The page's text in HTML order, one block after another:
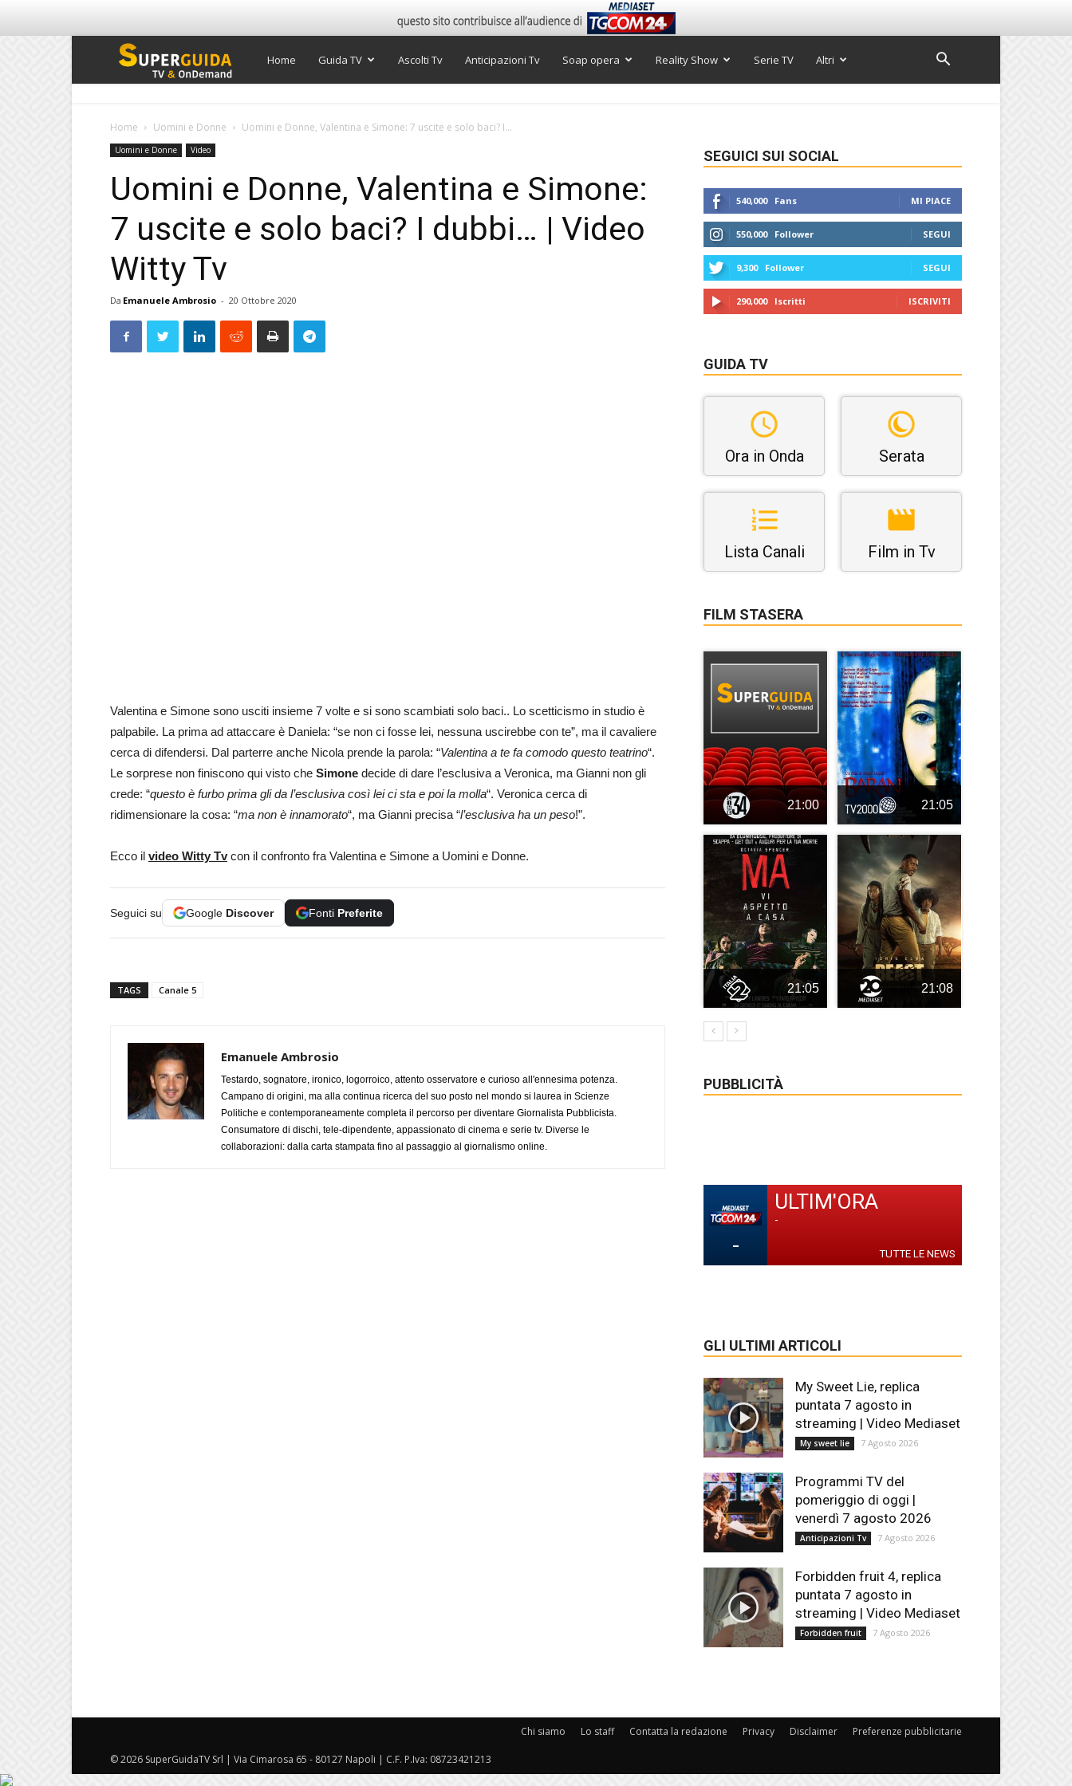
Super
Home Guida TV Ascolti Tv Anticipazioni Tv Soap opera Reality Show Serie TV Altri
Home Uomini e Donne Uomini e Donne, Valentina e Simone: 7 uscite e solo baci? I...
Uomini e Donne Video
Uomini e Donne, Valentina e Simone:
7 uscite e solo baci? I dubbi… | Video
Witty Tv
Da Emanuele Ambrosio - 20 Ottobre 2020
Valentina e Simone sono usciti insieme 7 volte e si sono scambiati solo baci.. Lo scetticismo in studio è
palpabile. La prima ad attaccare è Daniela: “se non ci fosse lei, nessuna uscirebbe con te”, ma il cavaliere
cerca di difendersi. Dal parterre anche Nicola prende la parola: “Valentina a te fa comodo questo teatrino“.
Le sorprese non finiscono qui visto che Simone decide di dare l’esclusiva a Veronica, ma Gianni non gli
crede: “questo è furbo prima gli da l’esclusiva così lei ci sta e poi la molla“. Veronica cerca di
ridimensionare la cosa: “ma non è innamorato“, ma Gianni precisa “l’esclusiva ha un peso!”.
Ecco il video Witty Tvcon il confronto fra Valentina e Simone a Uomini e Donne.
Seguici su Google Discover Fonti Preferite
TAGS Canale 5
Emanuele Ambrosio
Testardo, sognatore, ironico, logorroico, attento osservatore e curioso all'ennesima potenza.
Campano di origini, ma alla continua ricerca del suo posto nel mondo si laurea in Scienze
Politiche e contemporaneamente completa il percorso per diventare Giornalista Pubblicista.
Consumatore di dischi, tele-dipendente, appassionato di cinema e serie tv. Diverse le
collaborazioni: dalla carta stampata fino al passaggio al giornalismo online.
SEGUICI SUI SOCIAL
540,000 Fans MI PIACE
550,000 Follower SEGUI
9,300 Follower SEGUI
290,000 Iscritti ISCRIVITI
GUIDA TV
Ora in Onda Serata
Lista Canali Film in Tv
FILM STASERA
21:00 21:05
21:05 21:08
PUBBLICITÀ
-
ULTIM'ORA
-
TUTTE LE NEWS
GLI ULTIMI ARTICOLI
My Sweet Lie, replica
puntata 7 agosto in
streaming | Video Mediaset
My sweet lie 7 Agosto 2026
Programmi TV del
pomeriggio di oggi |
venerdì 7 agosto 2026
Anticipazioni Tv 7 Agosto 2026
Forbidden fruit 4, replica
puntata 7 agosto in
streaming | Video Mediaset
Forbidden fruit 7 Agosto 2026
Chi siamo Lo staff Contatta la redazione Privacy Disclaimer Preferenze pubblicitarie
© 2026 SuperGuidaTV Srl | Via Cimarosa 65 - 80127 Napoli | C.F. P.Iva: 08723421213